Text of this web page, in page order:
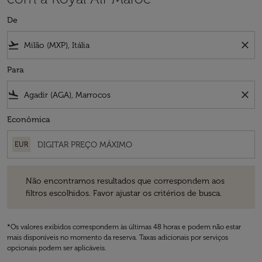
De
flight_takeoff close
Para
flight_land close
Econômica
EUR
Não encontramos resultados que correspondem aos
filtros escolhidos. Favor ajustar os critérios de busca.
*Os valores exibidos correspondem às últimas 48 horas e podem não estar
mais disponíveis no momento da reserva. Taxas adicionais por serviços
opcionais podem ser aplicáveis.